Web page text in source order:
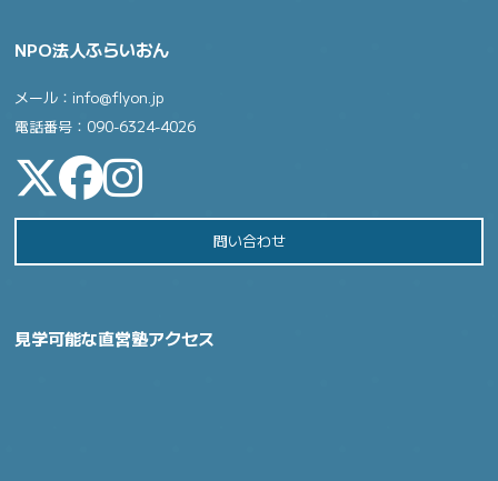
NPO法人ふらいおん
メール：info@flyon.jp
電話番号：090-6324-4026
問い合わせ
見学可能な直営塾アクセス